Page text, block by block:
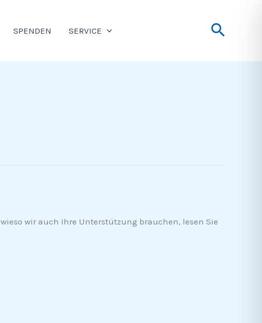
SPENDEN SERVICE
wir auch Ihre Unterstützung brauchen, lesen Sie